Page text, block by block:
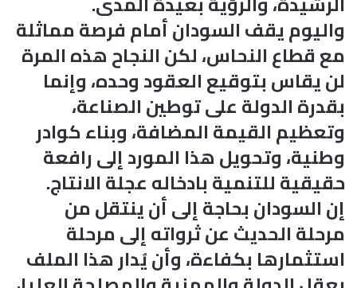
واليوم يقف السودان أمام فرصة مماثلة
مع قطاع النحاس، لكن النجاح هذه المرة
لن يقاس بتوقيع العقود وحده، وإنما
بقدرة الدولة على توطين الصناعة،
وتعظيم القيمة المضافة، وبناء كوادر
وطنية، وتحويل هذا المورد إلى رافعة
حقيقية للتنمية بادخاله عجلة الانتاج.
إن السودان بحاجة إلى أن ينتقل من
مرحلة الحديث عن ثرواته إلى مرحلة
استثمارها بكفاءة، وأن يُدار هذا الملف